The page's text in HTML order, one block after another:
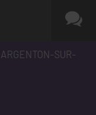
ARGENTON-SUR-